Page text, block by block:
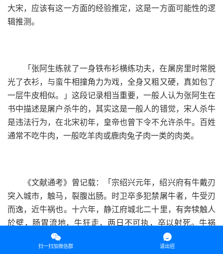
大宋，应该有这一方面的经验推定，这是一方面可能性的逻
辑推测。
「张阿生练就了一身铁布衫横练功夫，在屠房里时常脱
光了衣衫，与蛮牛相撞角力为戏，全身又粗又硬，真如包了
一层牛皮相似。」这段记录相当重要，一般人认为张阿生在
书中描述是屠户杀牛的，其实这是一般人的错觉，宋人杀牛
是违法行为，在北宋初年，皇帝也曾下令不允许杀牛。百姓
通常不吃牛肉，一般吃羊肉或鹿肉兔子肉一类的肉类。
《文献通考》曾记载：「宗绍兴元年，绍兴府有牛戴刃
突入城市，触马，裂腹出肠。时卫卒多犯禁屠牛者，牛受刃
而逸，近牛祸也。十六年，静江府城北二十里，有奔犊触人
於壁，肠胃流地，牛狂走，两日不可执，卒以射死。牛祸
也。十八年五月，邛州依政县牛生二犊。二十一年七月，遂
宁府牛生二犊三。二十五年八月，汉州牛生二犊。孝宗淳熙

扫一扫加微信群

请出招